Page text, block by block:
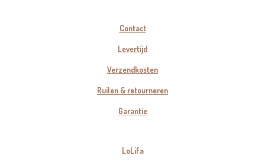
Contact
Levertijd
Verzendkosten
Ruilen & retourneren
Garantie
LoLifa